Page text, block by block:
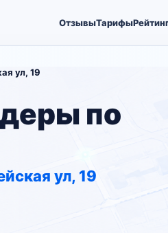
ОтзывыТарифы
ул, 19
по
ул, 19